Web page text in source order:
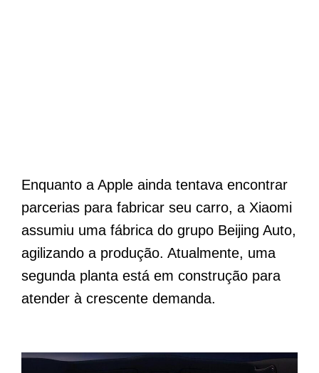
Enquanto a Apple ainda tentava encontrar
parcerias para fabricar seu carro, a Xiaomi
assumiu uma fábrica do grupo Beijing Auto,
agilizando a produção. Atualmente, uma
segunda planta está em construção para
atender à crescente demanda.